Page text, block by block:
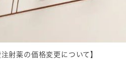
注射薬の価格変更について】